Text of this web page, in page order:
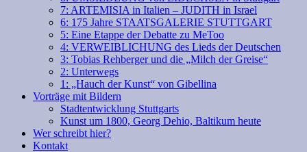
7: ARTEMISIA in Italien – JUDITH in Israel
6: 175 Jahre STAATSGALERIE STUTTGART
5: Eine Etappe der Debatte zu MeToo
4: VERWEIBLICHUNG des Lieds der Deutschen
3: Tobias Rehberger und die „Milch der Greise“
2: Unterwegs
1: „Hauch der Kunst“ von Gibellina
Vorträge mit Bildern
Stadtentwicklung Stuttgarts
Kunst um 1800, Georg Dehio, Baltikum heute
Wer schreibt hier?
Kontakt